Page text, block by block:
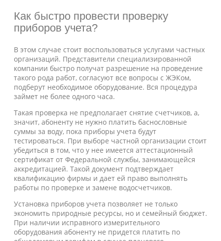
Как быстро провести проверку
приборов учета?
В этом случае стоит воспользоваться услугами частных
организаций. Представители специализированной
компании быстро получат разрешение на проведение
такого рода работ, согласуют все вопросы с ЖЭКом,
подберут необходимое оборудование. Вся процедура
займет не более одного часа.
Такая проверка не предполагает снятие счетчиков, а,
значит, абоненту не нужно платить баснословные
суммы за воду, пока приборы учета будут
тестироваться. При выборе частной организации стоит
убедиться в том, что у нее имеется аттестационный
сертификат от Федеральной службы, занимающейся
аккредитацией. Такой документ подтверждает
квалификацию фирмы и дает ей право выполнять
работы по проверке и замене водосчетчиков.
Установка приборов учета позволяет не только
экономить природные ресурсы, но и семейный бюджет.
При наличии исправного измерительного
оборудования абоненту не придется платить по